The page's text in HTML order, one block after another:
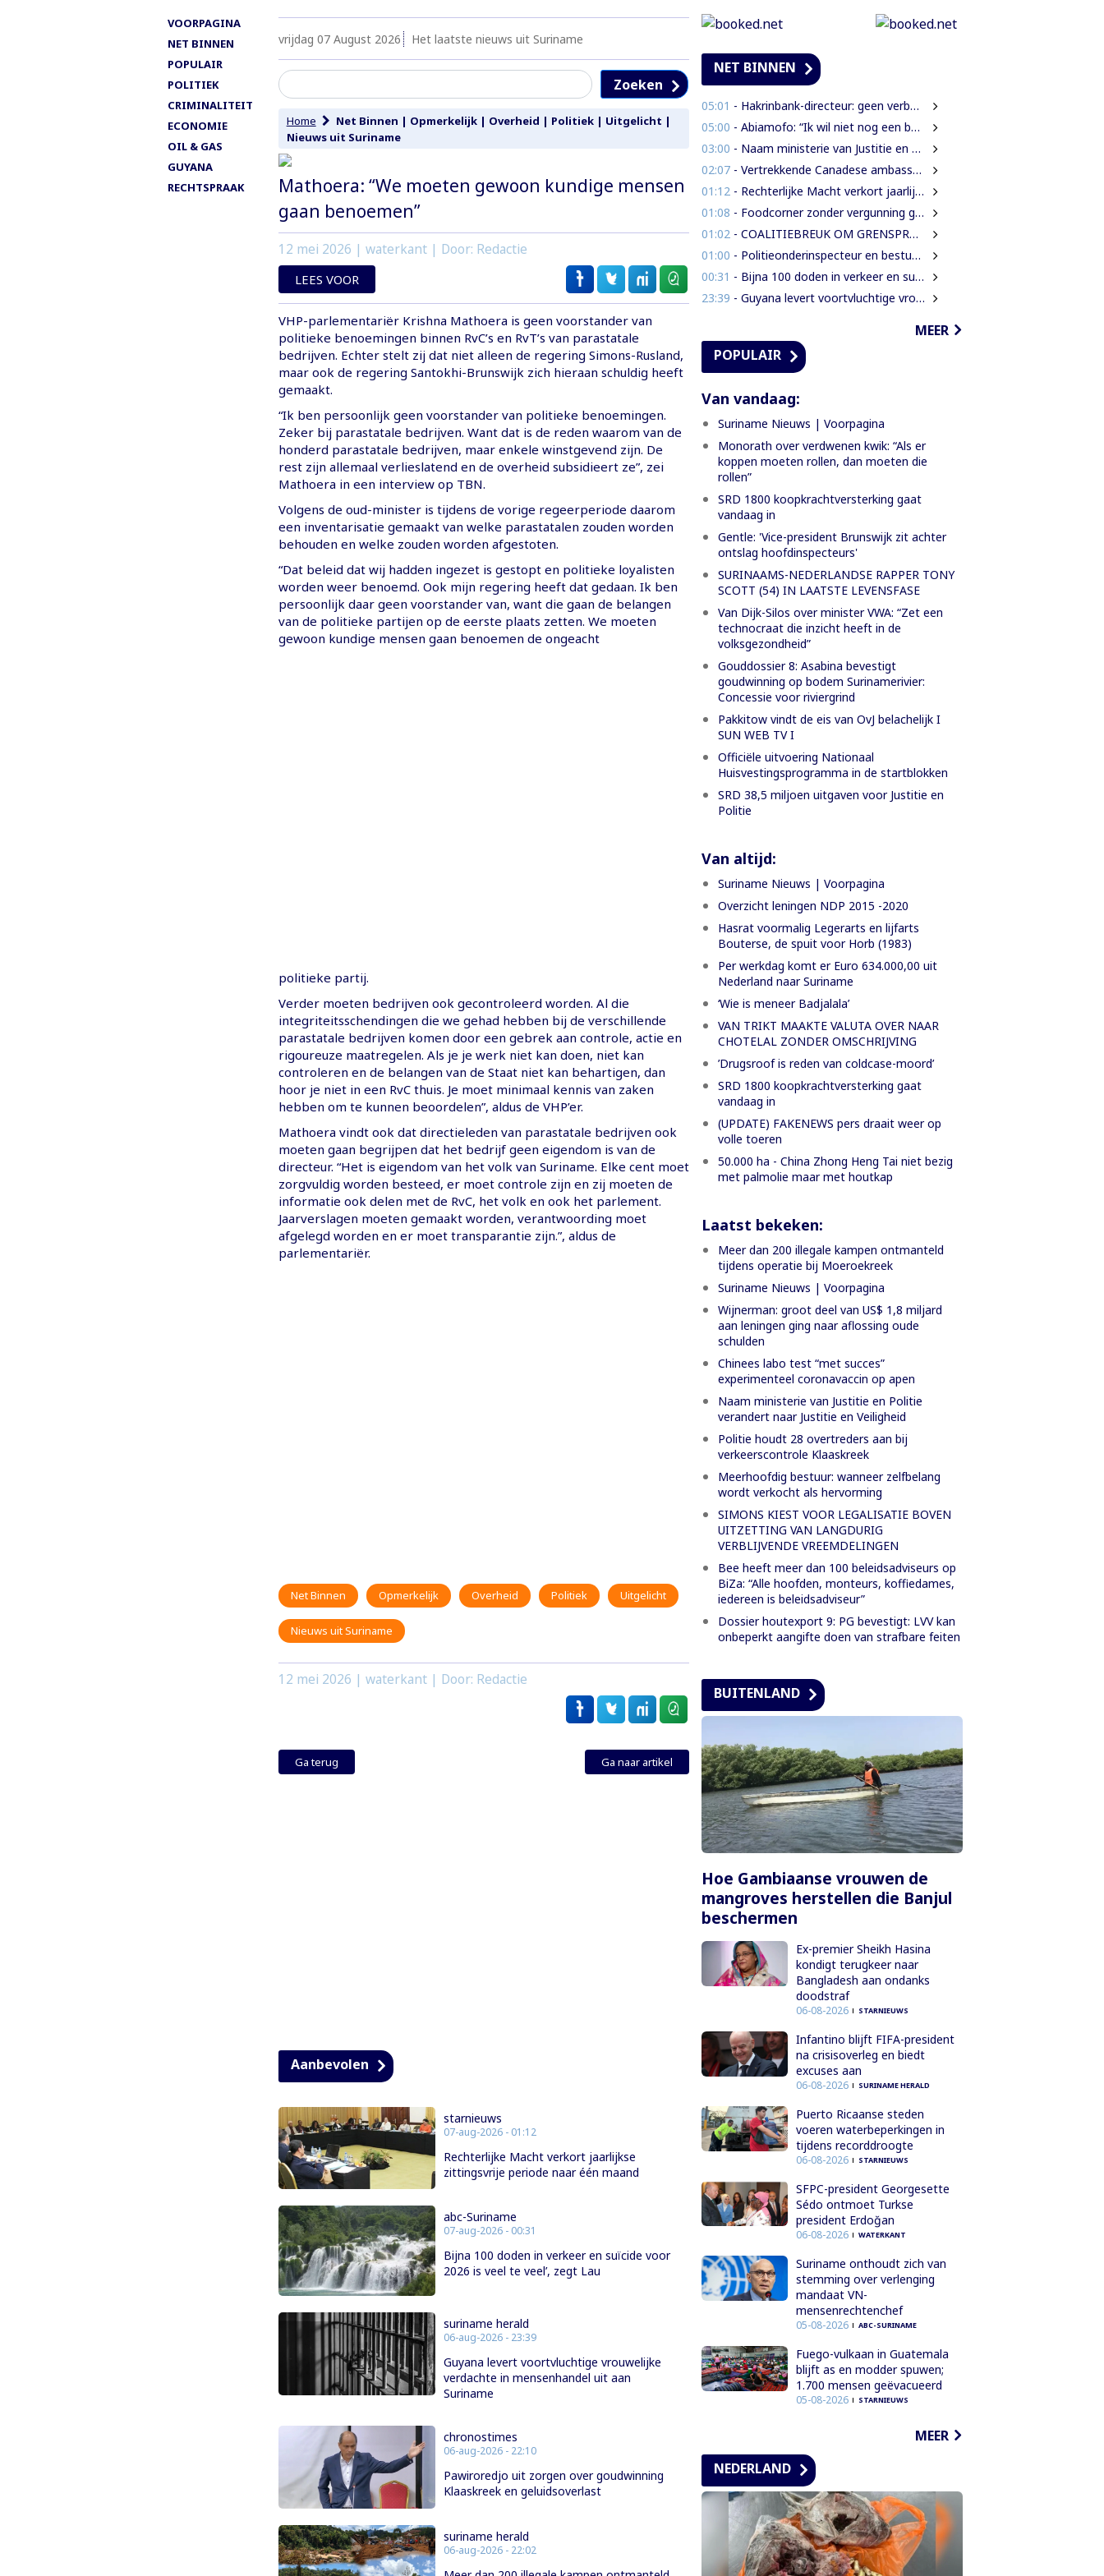
VOORPAGINA
NET BINNEN
POPULAIR
POLITIEK
CRIMINALITEIT
ECONOMIE
OIL & GAS
GUYANA
RECHTSPRAAK
vrijdag 07 August 2026 Het laatste nieuws uit Suriname
Zoeken
Home Net Binnen | Opmerkelijk| Overheid | Politiek| Uitgelicht |
Nieuws uit Suriname
Mathoera: “We moeten gewoon kundige mensen
gaan benoemen”
12 mei 2026 | waterkant | Door: Redactie
LEES VOOR
VHP-parlementariër Krishna Mathoera is geen voorstander van
politieke benoemingen binnen RvC’s en RvT’s van parastatale
bedrijven. Echter stelt zij dat niet alleen de regering Simons-Rusland,
maar ook de regering Santokhi-Brunswijk zich hieraan schuldig heeft
gemaakt.
“Ik ben persoonlijk geen voorstander van politieke benoemingen.
Zeker bij parastatale bedrijven. Want dat is de reden waarom van de
honderd parastatale bedrijven, maar enkele winstgevend zijn. De
rest zijn allemaal verlieslatend en de overheid subsidieert ze”, zei
Mathoera in een interview op TBN.
Volgens de oud-minister is tijdens de vorige regeerperiode daarom
een inventarisatie gemaakt van welke parastatalen zouden worden
behouden en welke zouden worden afgestoten.
“Dat beleid dat wij hadden ingezet is gestopt en politieke loyalisten
worden weer benoemd. Ook mijn regering heeft dat gedaan. Ik ben
persoonlijk daar geen voorstander van, want die gaan de belangen
van de politieke partijen op de eerste plaats zetten. We moeten
gewoon kundige mensen gaan benoemen de ongeacht
politieke partij.
Verder moeten bedrijven ook gecontroleerd worden. Al die
integriteitsschendingen die we gehad hebben bij de verschillende
parastatale bedrijven komen door een gebrek aan controle, actie en
rigoureuze maatregelen. Als je je werk niet kan doen, niet kan
controleren en de belangen van de Staat niet kan behartigen, dan
hoor je niet in een RvC thuis. Je moet minimaal kennis van zaken
hebben om te kunnen beoordelen”, aldus de VHP’er.
Mathoera vindt ook dat directieleden van parastatale bedrijven ook
moeten gaan begrijpen dat het bedrijf geen eigendom is van de
directeur. “Het is eigendom van het volk van Suriname. Elke cent moet
zorgvuldig worden besteed, er moet controle zijn en zij moeten de
informatie ook delen met de RvC, het volk en ook het parlement.
Jaarverslagen moeten gemaakt worden, verantwoording moet
afgelegd worden en er moet transparantie zijn.”, aldus de
parlementariër.
Net Binnen Opmerkelijk Overheid Politiek Uitgelicht
Nieuws uit Suriname
12 mei 2026 | waterkant | Door: Redactie
Ga terug Ga naar artikel
Aanbevolen
starnieuws
07-aug-2026 - 01:12
Rechterlijke Macht verkort jaarlijkse
zittingsvrije periode naar één maand
abc-Suriname
07-aug-2026 - 00:31
Bijna 100 doden in verkeer en suïcide voor
2026 is veel te veel’, zegt Lau
suriname herald
06-aug-2026 - 23:39
Guyana levert voortvluchtige vrouwelijke
verdachte in mensenhandel uit aan
Suriname
chronostimes
06-aug-2026 - 22:10
Pawiroredjo uit zorgen over goudwinning
Klaaskreek en geluidsoverlast
suriname herald
06-aug-2026 - 22:02
NET BINNEN
05:01 - Hakrinbank-directeur: geen verborgen motieven bij verkoop DSB-belang
05:00 - Abiamofo: “Ik wil niet nog een bodybag sturen naar dat gebied”
03:00 - Naam ministerie van Justitie en Politie verandert naar Justitie en Veiligheid
02:07- Vertrekkende Canadese ambassadeur wil grotere rol voor Canada in Suriname
01:12 - Rechterlijke Macht verkort jaarlijkse zittingsvrije periode naar één maand
01:08 - Foodcorner zonder vergunning gesloten tijdens derde dag integrale controles
01:02 - COALITIEBREUK OM GRENSPROTOCOL ONWAARSCHIJNLIJK
01:00 - Politieonderinspecteur en bestuurder gewond nadat auto over de kop slaat
00:31 - Bijna 100 doden in verkeer en suïcide voor 2026 is veel te veel’, zegt Lau
23:39 - Guyana levert voortvluchtige vrouwelijke verdachte in mensenhandel uit aan Suriname
MEER
POPULAIR
Van vandaag:
Suriname Nieuws | Voorpagina
Monorath over verdwenen kwik: “Als er
koppen moeten rollen, dan moeten die
rollen”
SRD 1800 koopkrachtversterking gaat
vandaag in
Gentle: 'Vice-president Brunswijk zit achter
ontslag hoofdinspecteurs'
SURINAAMS-NEDERLANDSE RAPPER TONY
SCOTT (54) IN LAATSTE LEVENSFASE
Van Dijk-Silos over minister VWA: “Zet een
technocraat die inzicht heeft in de
volksgezondheid”
Gouddossier 8: Asabina bevestigt
goudwinning op bodem Surinamerivier:
Concessie voor riviergrind
Pakkitow vindt de eis van OvJ belachelijk I
SUN WEB TV I
Officiële uitvoering Nationaal
Huisvestingsprogramma in de startblokken
SRD 38,5 miljoen uitgaven voor Justitie en
Politie
Van altijd:
Suriname Nieuws | Voorpagina
Overzicht leningen NDP 2015 -2020
Hasrat voormalig Legerarts en lijfarts
Bouterse, de spuit voor Horb (1983)
Per werkdag komt er Euro 634.000,00 uit
Nederland naar Suriname
‘Wie is meneer Badjalala’
VAN TRIKT MAAKTE VALUTA OVER NAAR
CHOTELAL ZONDER OMSCHRIJVING
’Drugsroof is reden van coldcase-moord’
SRD 1800 koopkrachtversterking gaat
vandaag in
(UPDATE) FAKENEWS pers draait weer op
volle toeren
50.000 ha - China Zhong Heng Tai niet bezig
met palmolie maar met houtkap
Laatst bekeken:
Meer dan 200 illegale kampen ontmanteld
tijdens operatie bij Moeroekreek
Suriname Nieuws | Voorpagina
Wijnerman: groot deel van US$ 1,8 miljard
aan leningen ging naar aflossing oude
schulden
Chinees labo test “met succes”
experimenteel coronavaccin op apen
Naam ministerie van Justitie en Politie
verandert naar Justitie en Veiligheid
Politie houdt 28 overtreders aan bij
verkeerscontrole Klaaskreek
Meerhoofdig bestuur: wanneer zelfbelang
wordt verkocht als hervorming
SIMONS KIEST VOOR LEGALISATIE BOVEN
UITZETTING VAN LANGDURIG
VERBLIJVENDE VREEMDELINGEN
Bee heeft meer dan 100 beleidsadviseurs op
BiZa: “Alle hoofden, monteurs, koffiedames,
iedereen is beleidsadviseur”
Dossier houtexport 9: PG bevestigt: LVV kan
onbeperkt aangifte doen van strafbare feiten
BUITENLAND
Hoe Gambiaanse vrouwen de
mangroves herstellen die Banjul
beschermen
Ex-premier Sheikh Hasina
kondigt terugkeer naar
Bangladesh aan ondanks
doodstraf
06-08-2026 STARNIEUWS
Infantino blijft FIFA-president
na crisisoverleg en biedt
excuses aan
06-08-2026 SURINAME HERALD
Puerto Ricaanse steden
voeren waterbeperkingen in
tijdens recorddroogte
06-08-2026 STARNIEUWS
SFPC-president Georgesette
Sédo ontmoet Turkse
president Erdoğan
06-08-2026 WATERKANT
Suriname onthoudt zich van
stemming over verlenging
mandaat VN-
mensenrechtenchef
05-08-2026 ABC-SURINAME
Fuego-vulkaan in Guatemala
blijft as en modder spuwen;
1.700 mensen geëvacueerd
05-08-2026 STARNIEUWS
MEER
NEDERLAND